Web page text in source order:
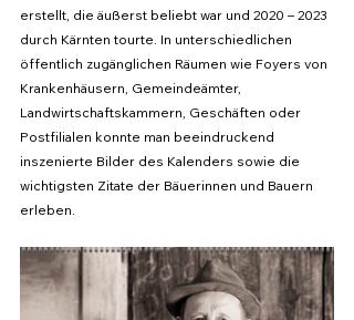
erstellt, die äußerst beliebt war und 2020 – 2023
durch Kärnten tourte. In unterschiedlichen
öffentlich zugänglichen Räumen wie Foyers von
Krankenhäusern, Gemeindeämter,
Landwirtschaftskammern, Geschäften oder
Postfilialen konnte man beeindruckend
inszenierte Bilder des Kalenders sowie die
wichtigsten Zitate der Bäuerinnen und Bauern
erleben.